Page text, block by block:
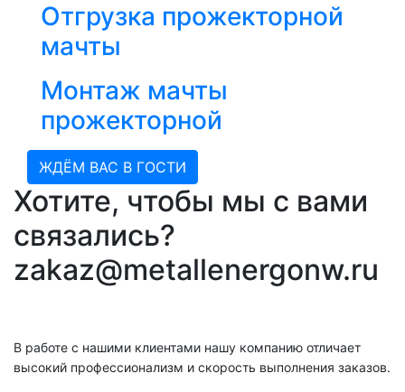
Отгрузка прожекторной
мачты
Монтаж мачты
прожекторной
ЖДЁМ ВАС В ГОСТИ
Хотите, чтобы мы с вами
связались?
zakaz@metallenergonw.ru
В работе с нашими клиентами нашу компанию отличает
высокий профессионализм и скорость выполнения заказов.